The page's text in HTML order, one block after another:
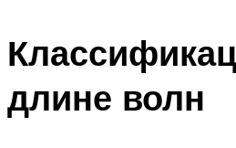
длине волн